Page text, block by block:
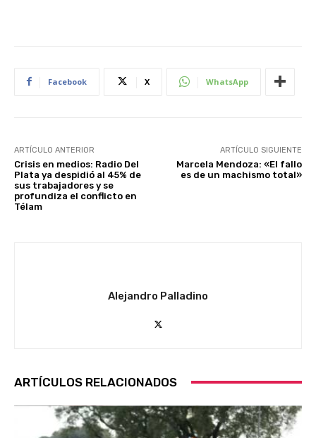
Facebook X WhatsApp
ARTÍCULO ANTERIOR
Crisis en medios: Radio Del
Plata ya despidió al 45% de
sus trabajadores y se
profundiza el conflicto en
Télam
ARTÍCULO SIGUIENTE
Marcela Mendoza: «El fallo
es de un machismo total»
Alejandro Palladino
ARTÍCULOS RELACIONADOS